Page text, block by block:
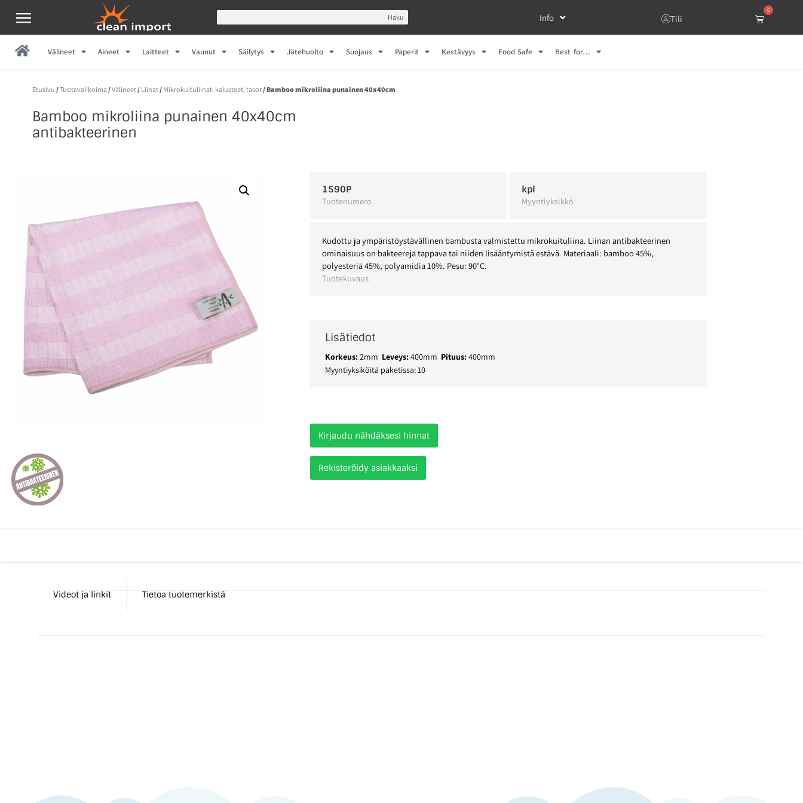
Haku Info Tili
0
Välineet Aineet Laitteet Vaunut Säilytys Jätehuolto Suojaus Paperit Kestävyys Food Safe Best for…
Etusivu /Tuotevalikoima/Välineet/ Liinat/ Mikrokuituliinat: kalusteet, tasot/ Bamboo mikroliina punainen 40x40cm
Bamboo mikroliina punainen 40x40cm
antibakteerinen
1590P
Tuotenumero
kpl
Myyntiyksikkö
Kudottu ja ympäristöystävällinen bambusta valmistettu mikrokuituliina. Liinan antibakteerinen
ominaisuus on bakteereja tappava tai niiden lisääntymistä estävä. Materiaali: bamboo 45%,
polyesteriä 45%, polyamidia 10%. Pesu: 90°C.
Tuotekuvaus
Lisätiedot
Korkeus:2mm Leveys:400mm Pituus:400mm
Myyntiyksiköitä paketissa: 10
Kirjaudu nähdäksesi hinnat
Rekisteröidy asiakkaaksi
Videot ja linkit Tietoa tuotemerkistä